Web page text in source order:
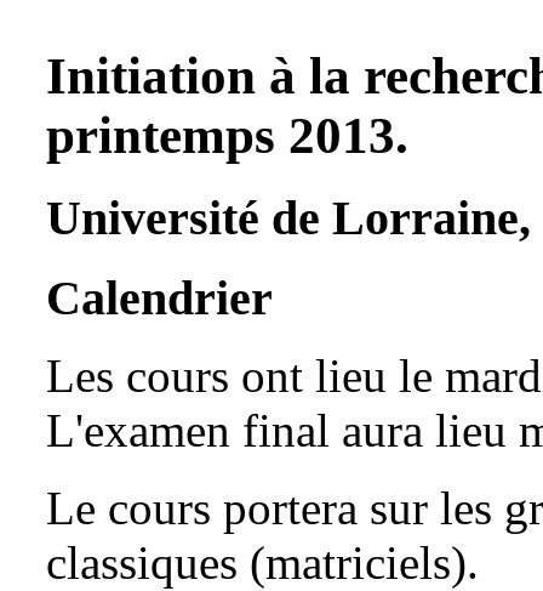
Initiation à la
printemps 2013.
Université de
Calendrier
Les cours ont lieu le
L'examen final aura lieu
Le cours portera sur les
classiques (matriciels).